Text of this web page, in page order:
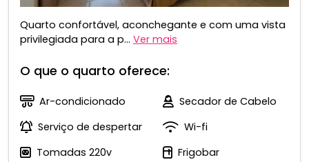
Quarto confortável, aconchegante e com uma vista
privilegiada para a p... Ver mais
O que o quarto oferece:
Ar-condicionado
Secador de Cabelo
Serviço de despertar
Wi-fi
Tomadas 220v
Frigobar